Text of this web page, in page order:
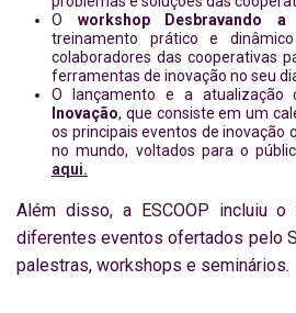
O workshop Desbravando a
treinamento prático e
colaboradores das cooperativas
ferramentas de inovação no seu
O lançamento e a
Inovação, que consiste em um
os principais eventos de inovação
no mundo, voltados para o
aqui.
Além disso, a ESCOOP incluiu
diferentes eventos ofertados pelo
palestras, workshops e seminários.